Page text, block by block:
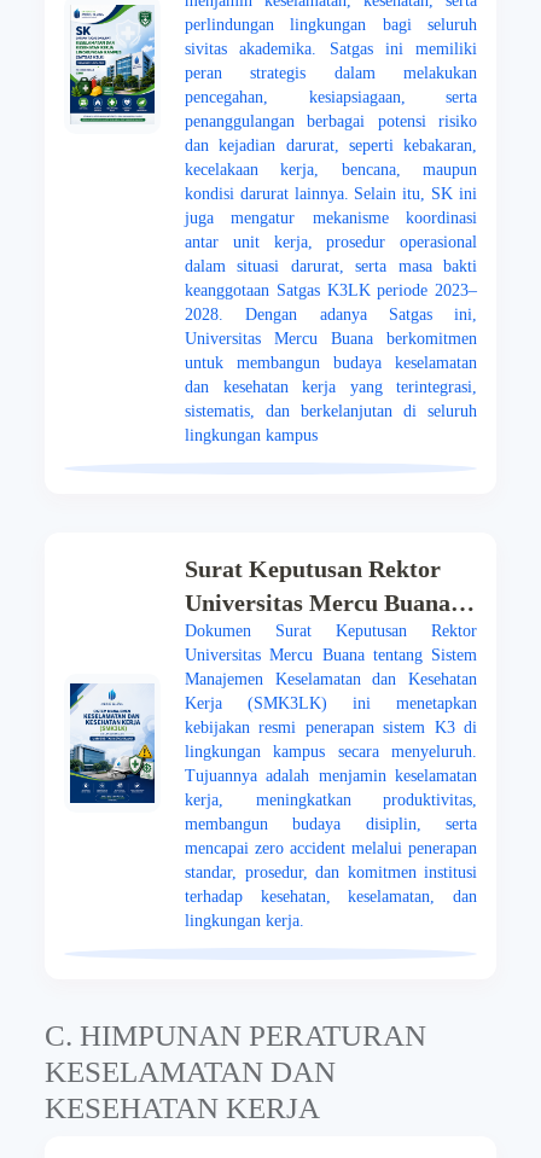
perlindungan lingkungan bagi seluruh
sivitas akademika. Satgas ini memiliki
peran strategis dalam melakukan
pencegahan, kesiapsiagaan, serta
penanggulangan berbagai potensi risiko
dan kejadian darurat, seperti kebakaran,
kecelakaan kerja, bencana, maupun
kondisi darurat lainnya. Selain itu, SK ini
juga mengatur mekanisme koordinasi
antar unit kerja, prosedur operasional
dalam situasi darurat, serta masa bakti
keanggotaan Satgas K3LK periode 2023–
2028. Dengan adanya Satgas ini,
Universitas Mercu Buana berkomitmen
untuk membangun budaya keselamatan
dan kesehatan kerja yang terintegrasi,
sistematis, dan berkelanjutan di seluruh
lingkungan kampus
Surat Keputusan Rektor
Universitas Mercu Buana
tentang Sistem Manajemen
Keselamatan dan
Kesehatan Kerja
(SMK3LK)
Dokumen Surat Keputusan Rektor
Universitas Mercu Buana tentang Sistem
Manajemen Keselamatan dan Kesehatan
Kerja (SMK3LK) ini menetapkan
kebijakan resmi penerapan sistem K3 di
lingkungan kampus secara menyeluruh.
Tujuannya adalah menjamin keselamatan
kerja, meningkatkan produktivitas,
membangun budaya disiplin, serta
mencapai zero accident melalui penerapan
standar, prosedur, dan komitmen institusi
terhadap kesehatan, keselamatan, dan
lingkungan kerja.
C. HIMPUNAN PERATURAN
KESELAMATAN DAN
KESEHATAN KERJA